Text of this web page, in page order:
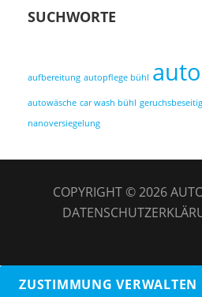
SUCHWORTE
aufbereitung autopflege bühl
autowäsche car wash bühl
nanoversiegelung
COPYRIGHT © 2026
ZUSTIMMUNG VERWALTEN